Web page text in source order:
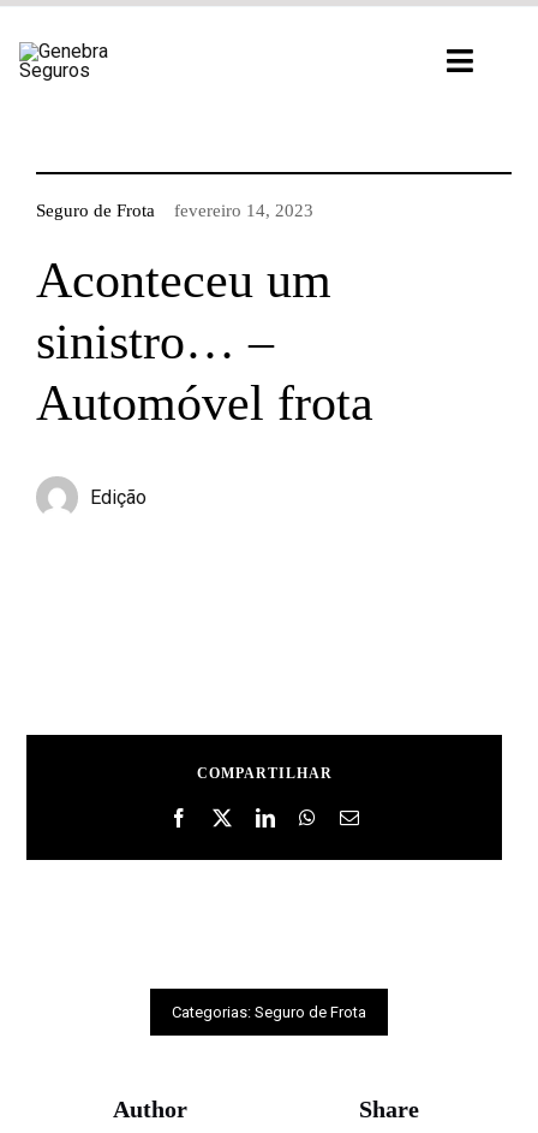
para
Seguro de Frota fevereiro 14, 2023
Aconteceu um
sinistro… –
Automóvel frota
Edição
COMPARTILHAR
Categorias: Seguro de Frota
Author Share